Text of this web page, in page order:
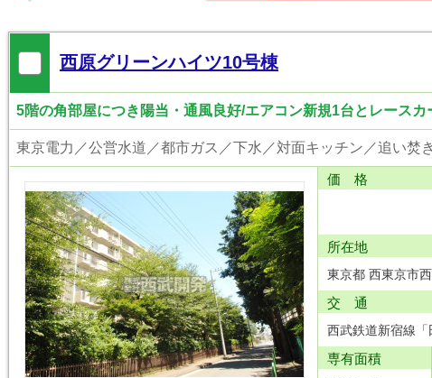
西原グリーンハイツ10号棟
5階の角部屋につき陽当・通風良好/エアコン新規1台とレースカ
価 格
所在地
東京都 西東京市
交 通
西武鉄道新宿線
専有面積